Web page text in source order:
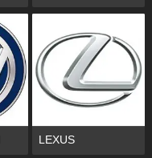
LEXUS